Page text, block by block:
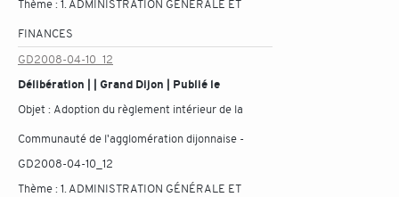
Thème :1. ADMINISTRATION GÉNÉRALE ET
FINANCES
GD2008-04-10_12
Délibération | | Grand Dijon | Publié le
Objet : Adoption du règlement intérieur de la
Communauté de l'agglomération dijonnaise -
GD2008-04-10_12
Thème :1. ADMINISTRATION GÉNÉRALE ET